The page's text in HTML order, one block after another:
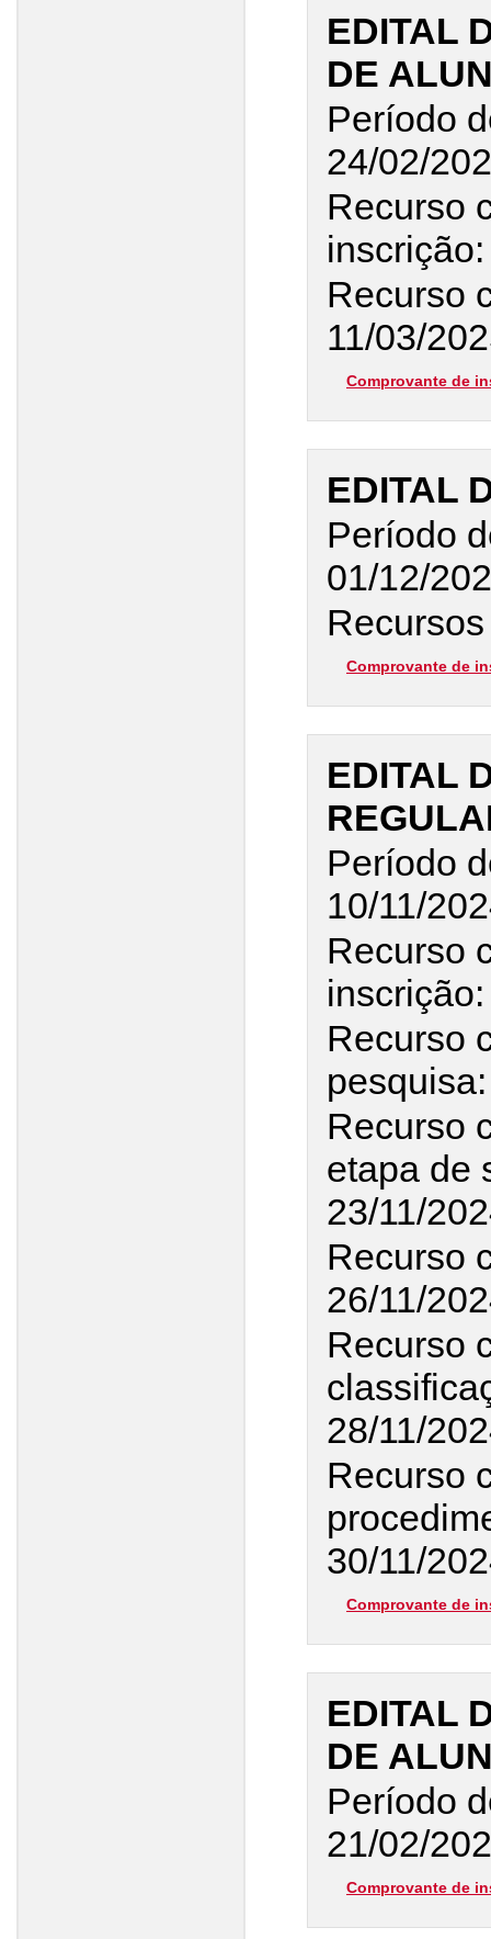
EDITAL
DE
Período
24/02/
Recurso
Recurso
11/03/
Comprovante de
EDITAL
Período
01/12/
Comprovante de
EDITAL
Período
10/11/
Recurso
Recurso
Recurso
etapa de
23/11/
Recurso
26/11/
Recurso
28/11/
Recurso
30/11/
Comprovante de
EDITAL
DE
Período
21/02/
Comprovante de